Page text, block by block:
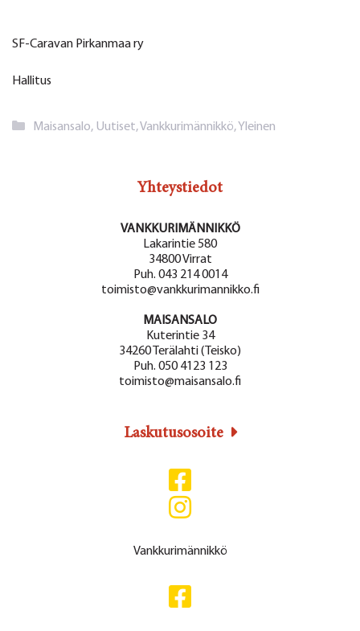
SF-Caravan Pirkanmaa ry
Hallitus
Kategoriat
Maisansalo, Uutiset,Vankkurimännikkö,Yleinen
Yhteystiedot
VANKKURIMÄNNIKKÖ
Lakarintie 580
34800 Virrat
Puh. 043 214 0014
toimisto@vankkurimannikko.fi
MAISANSALO
Kuterintie 34
34260 Terälahti (Teisko)
Puh. 050 4123 123
toimisto@maisansalo.fi
Laskutusosoite
Vankkurimännikkö